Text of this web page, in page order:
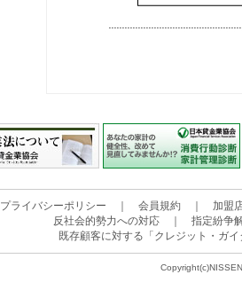
プライバシーポリシー 会員規約 加盟
反社会的勢力への対応
指定紛争
既存顧客に対する「クレジット・ガ